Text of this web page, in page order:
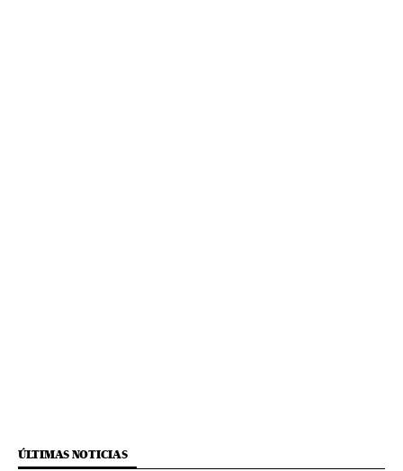
ÚLTIMAS NOTICIAS